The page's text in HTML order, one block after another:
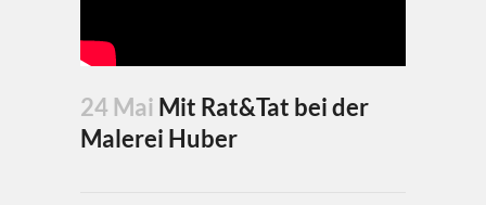
24 Mai Mit Rat&Tat bei der
Malerei Huber